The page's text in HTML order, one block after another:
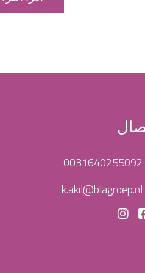
0031640255092
k.akil@blagroep.nl